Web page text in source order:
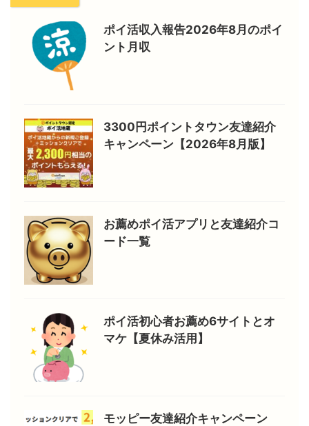
ポイ活収入報告2026年8月のポイ
ント月収
3300円ポイントタウン友達紹介
キャンペーン【2026年8月版】
お薦めポイ活アプリと友達紹介コ
ード一覧
ポイ活初心者お薦め6サイトとオ
マケ【夏休み活用】
モッピー友達紹介キャンペーン